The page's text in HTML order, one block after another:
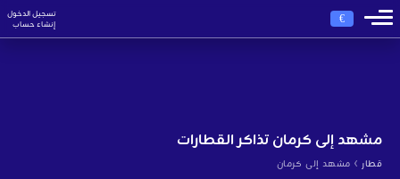
€
تسجيل الدخول
إنشاء حساب
مشهد إلى كرمان تذاكر القطارات
قطار › مشهد إلى كرمان